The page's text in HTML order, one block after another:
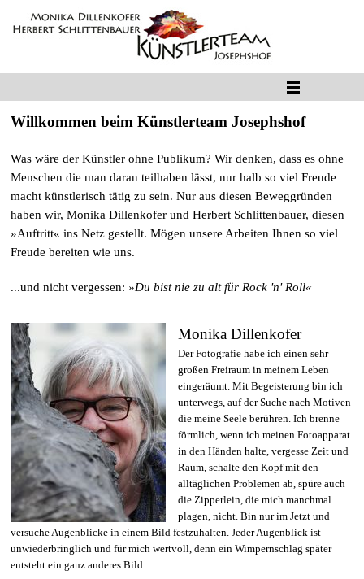
Willkommen beim Künstlerteam Josephshof
Was wäre der Künstler ohne Publikum? Wir denken, dass es ohne
Menschen die man daran teilhaben lässt, nur halb so viel Freude
macht künstlerisch tätig zu sein. Nur aus diesen Beweggründen
haben wir, Monika Dillenkofer und Herbert Schlittenbauer, diesen
»Auftritt« ins Netz gestellt. Mögen unsere Arbeiten Ihnen so viel
Freude bereiten wie uns.
...und nicht vergessen: »Du bist nie zu alt für Rock 'n' Roll«
Monika Dillenkofer
Der Fotografie habe ich einen sehr
großen Freiraum in meinem Leben
eingeräumt. Mit Begeisterung bin ich
unterwegs, auf der Suche nach Motiven
die meine Seele berühren. Ich brenne
förmlich, wenn ich meinen Fotoapparat
in den Händen halte, vergesse Zeit und
Raum, schalte den Kopf mit den
alltäglichen Problemen ab, spüre auch
die Zipperlein, die mich manchmal
plagen, nicht. Bin nur im Jetzt und
versuche Augenblicke in einem Bild festzuhalten. Jeder Augenblick ist
unwiederbringlich und für mich wertvoll, denn ein Wimpernschlag später
entsteht ein ganz anderes Bild.